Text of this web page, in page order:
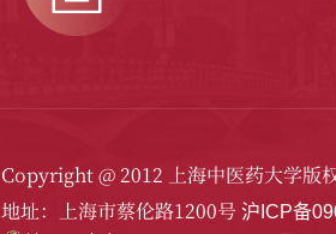
Copyright @ 2012 上海中医药大学版
地址：上海市蔡伦路1200号 沪ICP备